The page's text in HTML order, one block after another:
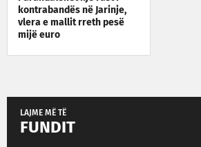
kontrabandës në Jarinje,
vlera e mallit rreth pesë
mijë euro
LAJME MË TË
FUNDIT